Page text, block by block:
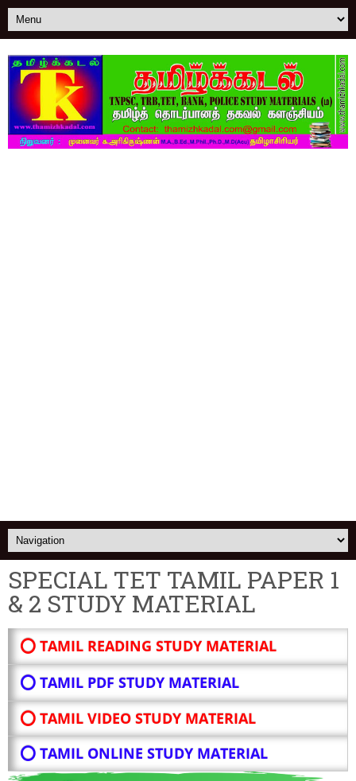
SPECIAL TET TAMIL PAPER 1
& 2 STUDY MATERIAL
⭕ TAMIL READING STUDY MATERIAL
⭕ TAMIL PDF STUDY MATERIAL
⭕ TAMIL VIDEO STUDY MATERIAL
⭕ TAMIL ONLINE STUDY MATERIAL